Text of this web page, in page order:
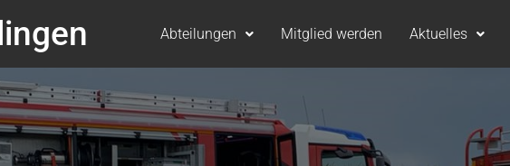
Abteilungen Mitglied werden Aktuelles